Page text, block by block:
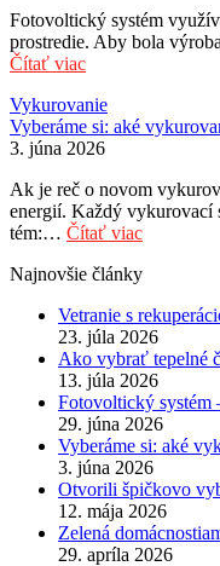
Fotovoltický systém
prostredie. Aby bola
Čítať viac
Vykurovanie
Vyberáme si: aké
3. júna 2026
Ak je reč o novom
energií. Každý vykurovací
tém:… Čítať viac
Najnovšie články
Vetranie s
23. júla 2026
Ako vybrať tepelné
13. júla 2026
Fotovoltický systém
29. júna 2026
Vyberáme si: aké
3. júna 2026
Otvorili špičkovo
12. mája 2026
Zelená
29. apríla 2026